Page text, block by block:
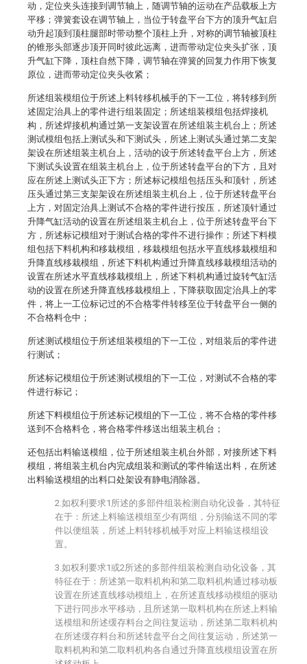
动，定位夹头连接到调节轴上，随调节轴的运动在产品载板上方
平移；弹簧套设在调节轴上，当位于转盘平台下方的顶升气缸启
动升起顶到顶柱腿部时带动整个顶柱上升，对称的调节轴被顶柱
的锥形头部逐步顶开同时彼此远离，进而带动定位夹头扩张，顶
升气缸下降，顶柱自然下降，调节轴在弹簧的回复力作用下恢复
原位，进而带动定位夹头收紧；
所述组装模组位于所述上料转移机械手的下一工位，将转移到所
述固定治具上的零件进行组装固定；所述组装模组包括焊接机
构，所述焊接机构通过第一支架设置在所述组装主机台上；所述
测试模组包括上测试头和下测试头，所述上测试头通过第二支架
架设在所述组装主机台上，活动的设于所述转盘平台上方，所述
下测试头设置在组装主机台上，位于所述转盘平台的下方，且对
应在所述上测试头正下方；所述标记模组包括压头和顶针，所述
压头通过第三支架架设在所述组装主机台上，位于所述转盘平台
上方，对固定治具上测试不合格的零件进行按压，所述顶针通过
升降气缸活动的设置在所述组装主机台上，位于所述转盘平台下
方，所述标记模组对于测试合格的零件不进行操作；所述下料模
组包括下料机构和移栽模组，移栽模组包括水平直线移栽模组和
升降直线移栽模组，所述下料机构通过升降直线移栽模组活动的
设置在所述水平直线移栽模组上，所述下料机构通过旋转气缸活
动的设置在所述升降直线移栽模组上，下降获取固定治具上的零
件，将上一工位标记过的不合格零件转移至位于转盘平台一侧的
不合格料仓中；
所述测试模组位于所述组装模组的下一工位，对组装后的零件进
行测试；
所述标记模组位于所述测试模组的下一工位，对测试不合格的零
件进行标记；
所述下料模组位于所述标记模组的下一工位，将不合格的零件移
送到不合格料仓，将合格零件移送出组装主机台；
还包括出料输送模组，位于所述组装主机台外部，对接所述下料
模组，将组装主机台内完成组装和测试的零件输送出料，在所述
出料输送模组的出料口处架设有静电消除器。
2.如权利要求1所述的多部件组装检测自动化设备，其特征
在于：所述上料输送模组至少有两组，分别输送不同的零
件以便组装，所述上料转移机械手对应上料输送模组设
置。
3.如权利要求1或2所述的多部件组装检测自动化设备，其
特征在于：所述第一取料机构和第二取料机构通过移动板
设置在所述直线移动模组上，在所述直线移动模组的驱动
下进行同步水平移动，且所述第一取料机构在所述上料输
送模组和所述缓存料台之间往复运动，所述第二取料机构
在所述缓存料台和所述转盘平台之间往复运动，所述第一
取料机构和第二取料机构各自通过升降直线模组设置在所